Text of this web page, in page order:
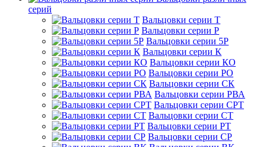
серий
Вальцовки серии Т
Вальцовки серии Р
Вальцовки серии 5Р
Вальцовки серии К
Вальцовки серии КО
Вальцовки серии РО
Вальцовки серии СК
Вальцовки серии РВА
Вальцовки серии СРТ
Вальцовки серии СТ
Вальцовки серии РТ
Вальцовки серии СР